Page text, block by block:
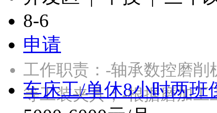
8-6
申请
工作职责：-轴承数控磨
等工装夹具；-根据磨加
车床工/单休8小时两班